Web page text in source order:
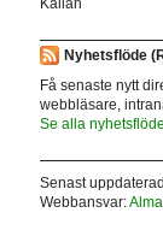
Källan
Nyhetsflöde
Få senaste nytt
webbläsare,
Se alla
Senast
Webbansvar: